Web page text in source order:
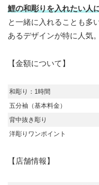
鯉の和彫りを入れたい人
と一緒に入れることも多
あるデザインが特に人気。
【金額について】
和彫り：1時間
五分袖（基本料金）
背中抜き彫り
洋彫りワンポイント
【店舗情報】